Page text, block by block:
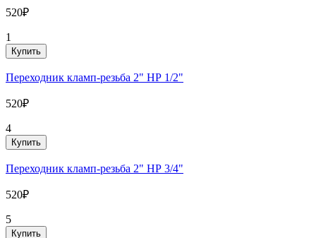
520₽
1
Купить
Переходник кламп-резьба 2" НР 1/2"
520₽
4
Купить
Переходник кламп-резьба 2" НР 3/4"
520₽
5
Купить